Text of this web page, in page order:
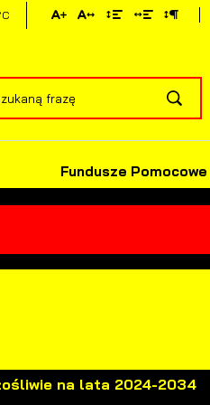
Fundusze Pomocowe
na lata 2024-2034